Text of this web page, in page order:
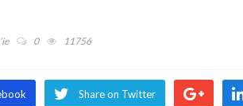
0 11756
Share on Twitter